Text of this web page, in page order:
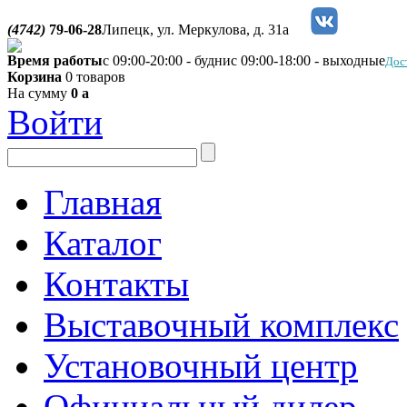
(4742) 79-06-28Липецк, ул. Меркулова, д. 31а
Время работыс 09:00-20:00 - буднис 09:00-18:00 - выходные
Корзина 0 товаров
На сумму 0 a
Войти
Главная
Каталог
Контакты
Выставочный комплекс
Установочный центр